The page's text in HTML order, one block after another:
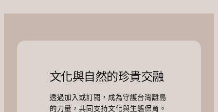
文化與自然的珍貴交融
透過加入或訂閱，成為守護台灣離島
的力量，共同支持文化與生態保育。